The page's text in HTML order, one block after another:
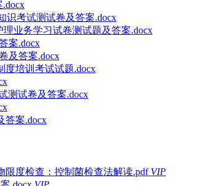
识考试测试卷及答案.docx
业务学习试卷测试题及答案.docx
案.docx
及答案.docx
度培训考试试题.docx
测试卷及答案.docx
答案.docx
限度检查：控制菌检查法解读.pdf VIP